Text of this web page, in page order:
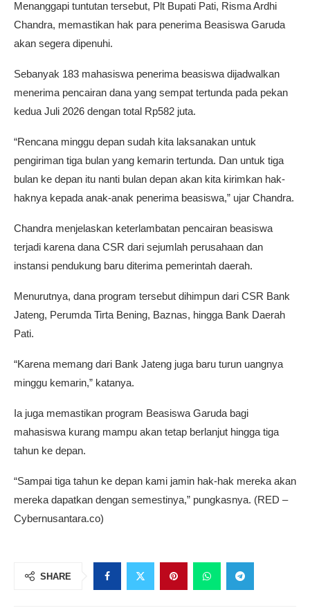
Menanggapi tuntutan tersebut, Plt Bupati Pati, Risma Ardhi
Chandra, memastikan hak para penerima Beasiswa Garuda
akan segera dipenuhi.
Sebanyak 183 mahasiswa penerima beasiswa dijadwalkan
menerima pencairan dana yang sempat tertunda pada pekan
kedua Juli 2026 dengan total Rp582 juta.
“Rencana minggu depan sudah kita laksanakan untuk
pengiriman tiga bulan yang kemarin tertunda. Dan untuk tiga
bulan ke depan itu nanti bulan depan akan kita kirimkan hak-
haknya kepada anak-anak penerima beasiswa,” ujar Chandra.
Chandra menjelaskan keterlambatan pencairan beasiswa
terjadi karena dana CSR dari sejumlah perusahaan dan
instansi pendukung baru diterima pemerintah daerah.
Menurutnya, dana program tersebut dihimpun dari CSR Bank
Jateng, Perumda Tirta Bening, Baznas, hingga Bank Daerah
Pati.
“Karena memang dari Bank Jateng juga baru turun uangnya
minggu kemarin,” katanya.
Ia juga memastikan program Beasiswa Garuda bagi
mahasiswa kurang mampu akan tetap berlanjut hingga tiga
tahun ke depan.
“Sampai tiga tahun ke depan kami jamin hak-hak mereka akan
mereka dapatkan dengan semestinya,” pungkasnya. (RED –
Cybernusantara.co)
SHARE